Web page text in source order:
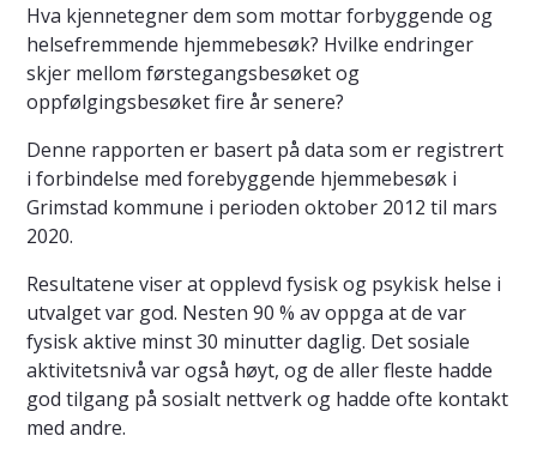
Hva kjennetegner dem som mottar forbyggende og
helsefremmende hjemmebesøk? Hvilke endringer
skjer mellom førstegangsbesøket og
oppfølgingsbesøket fire år senere?
Denne rapporten er basert på data som er registrert
i forbindelse med forebyggende hjemmebesøk i
Grimstad kommune i perioden oktober 2012 til mars
2020.
Resultatene viser at opplevd fysisk og psykisk helse i
utvalget var god. Nesten 90 % av oppga at de var
fysisk aktive minst 30 minutter daglig. Det sosiale
aktivitetsnivå var også høyt, og de aller fleste hadde
god tilgang på sosialt nettverk og hadde ofte kontakt
med andre.